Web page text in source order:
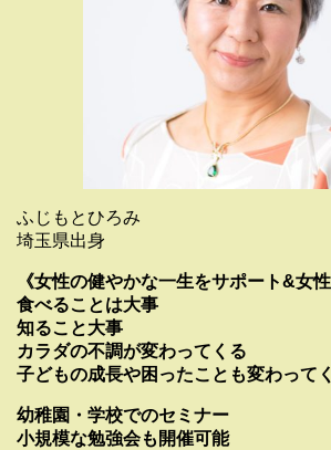
ふじもとひろみ
埼玉県出身
《女性の健やかな一生をサポート&女性
食べることは大事
知ること大事
カラダの不調が変わってくる
子どもの成長や困ったことも変わって
幼稚園・学校でのセミナー
小規模な勉強会も開催可能